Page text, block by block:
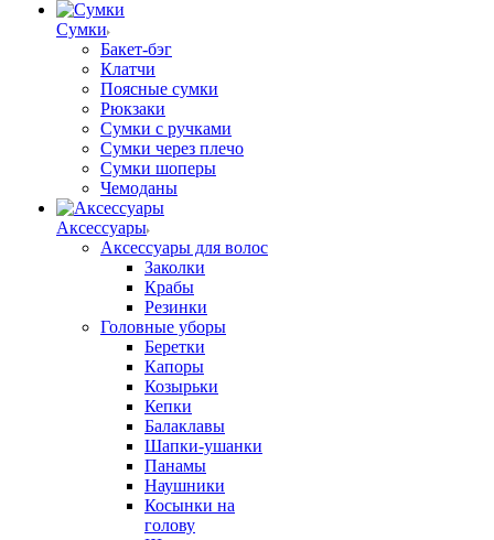
Сумки
Бакет-бэг
Клатчи
Поясные сумки
Рюкзаки
Сумки с ручками
Сумки через плечо
Сумки шоперы
Чемоданы
Аксессуары
Аксессуары для волос
Заколки
Крабы
Резинки
Головные уборы
Беретки
Капоры
Козырьки
Кепки
Балаклавы
Шапки-ушанки
Панамы
Наушники
Косынки на
голову